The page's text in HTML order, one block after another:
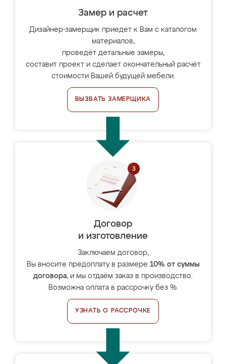
Замер и расчет
Дизайнер-замерщик приедет к Вам с каталогом
материалов,
проведёт детальные замеры,
составит проект и сделает окончательный расчёт
стоимости Вашей будущей мебели.
ВЫЗВАТЬ ЗАМЕРЩИКА
Договор
и изготовление
Заключаем договор,
Вы вносите предоплату в размере 10% от суммы
договора, и мы отдаём заказ в производство.
Возможна оплата в рассрочку без %.
УЗНАТЬ О РАССРОЧКЕ